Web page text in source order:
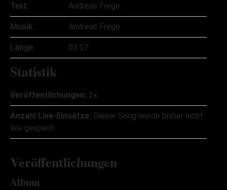
Text: Andreas Frege
Musik: Andreas Frege
Länge: 03:57
Statistik
Veröffentlichungen: 2x
Anzahl Live-Einsätze: Dieser Song wurde bisher nicht
live gespielt
Veröffentlichungen
Album